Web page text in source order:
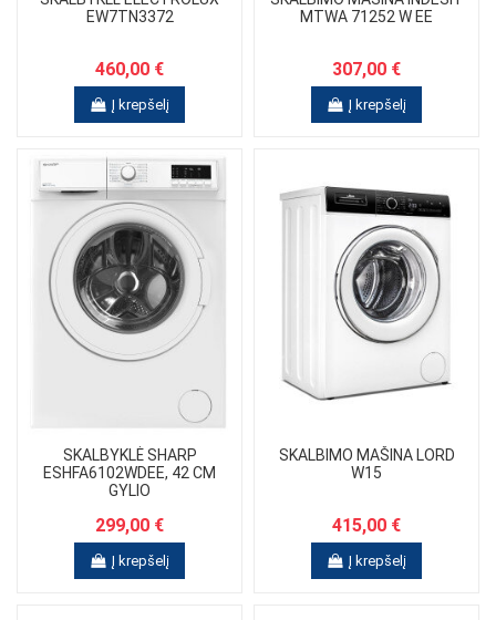
EW7TN3372
460,00 €
Į krepšelį
MTWA 71252 W EE
307,00 €
Į krepšelį
SKALBYKLĖ SHARP
ESHFA6102WDEE, 42 CM
GYLIO
299,00 €
Į krepšelį
SKALBIMO MAŠINA LORD
W15
415,00 €
Į krepšelį